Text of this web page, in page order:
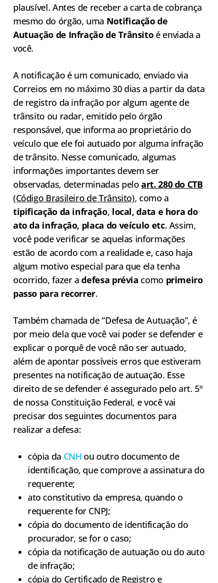
plausível. Antes de receber a carta de cobrança
mesmo do órgão, uma Notificação de
Autuação de Infração de Trânsitoé enviada a
você.
A notificação é um comunicado, enviado via
Correios em no máximo 30 dias a partir da data
de registro da infração por algum agente de
trânsito ou radar, emitido pelo órgão
responsável, que informa ao proprietário do
veículo que ele foi autuado por alguma infração
de trânsito. Nesse comunicado, algumas
informações importantes devem ser
observadas, determinadas peloart. 280 do CTB
(Código Brasileiro de Trânsito), como a
tipificação da infração, local, data e hora do
ato da infração, placa do veículo etc. Assim,
você pode verificar se aquelas informações
estão de acordo com a realidade e, caso haja
algum motivo especial para que ela tenha
ocorrido, fazer adefesa prévia como primeiro
passo para recorrer.
Também chamada de “Defesa de Autuação”, é
por meio dela que você vai poder se defender e
explicar o porquê de você não ser autuado,
além de apontar possíveis erros que estiveram
presentes na notificação de autuação. Esse
direito de se defender é assegurado pelo art. 5º
de nossa Constituição Federal, e você vai
precisar dos seguintes documentos para
realizar a defesa:
cópia da CNH ou outro documento de
identificação, que comprove a assinatura do
requerente;
ato constitutivo da empresa, quando o
requerente for CNPJ;
cópia do documento de identificação do
procurador, se for o caso;
cópia da notificação de autuação ou do auto
de infração;
cópia do Certificado de Registro e